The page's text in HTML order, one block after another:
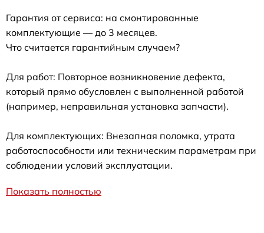
Гарантия от сервиса: на смонтированные
комплектующие — до 3 месяцев.
Что считается гарантийным случаем?
Для работ: Повторное возникновение дефекта,
который прямо обусловлен с выполненной работой
(например, неправильная установка запчасти).
Для комплектующих: Внезапная поломка, утрата
работоспособности или техническим параметрам при
соблюдении условий эксплуатации.
Показать полностью